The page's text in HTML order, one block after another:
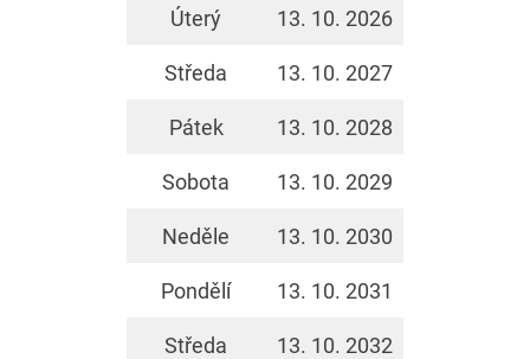
Úterý 13. 10. 2026
Středa 13. 10. 2027
Pátek 13. 10. 2028
Sobota 13. 10. 2029
Neděle 13. 10. 2030
Pondělí 13. 10. 2031
Středa 13. 10. 2032